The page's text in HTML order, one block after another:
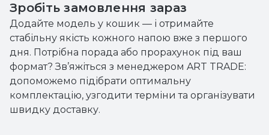
Зробіть замовлення зараз
Додайте модель у кошик — і отримайте
стабільну якість кожного напою вже з першого
дня. Потрібна порада або прорахунок під ваш
формат? Зв’яжіться з менеджером ART TRADE:
допоможемо підібрати оптимальну
комплектацію, узгодити терміни та організувати
швидку доставку.